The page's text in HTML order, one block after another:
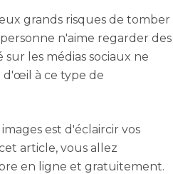
grands risques de tomber
n'aime regarder des
les médias sociaux ne
d'œil à ce type de
est d'éclaircir vos
article, vous allez
en ligne et gratuitement.